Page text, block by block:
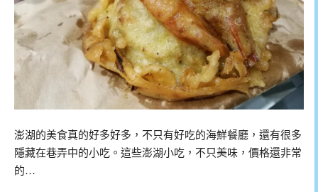
澎湖的美食真的好多好多，不只有好吃的海鮮餐廳，還有很多
隱藏在巷弄中的小吃。這些澎湖小吃，不只美味，價格還非常
的…